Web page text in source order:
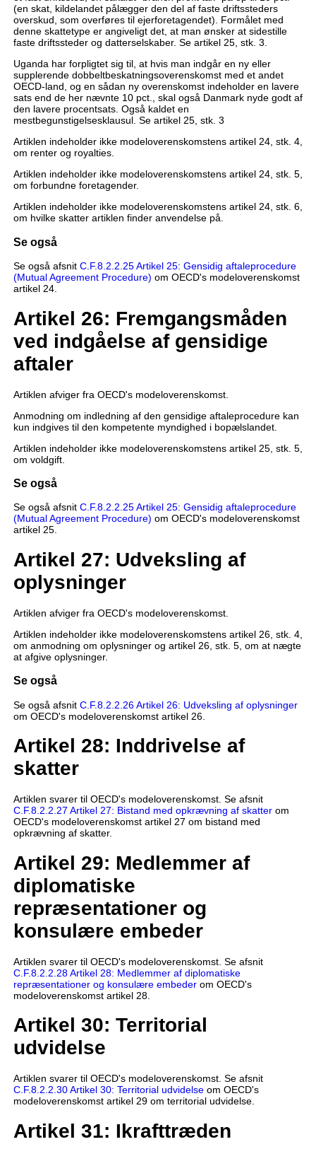
(en skat, kildelandet pålægger den del af faste driftssteders
overskud, som overføres til ejerforetagendet). Formålet med
denne skattetype er angiveligt det, at man ønsker at sidestille
faste driftssteder og datterselskaber. Se artikel 25, stk. 3.
Uganda har forpligtet sig til, at hvis man indgår en ny eller
supplerende dobbeltbeskatningsoverenskomst med et andet
OECD-land, og en sådan ny overenskomst indeholder en lavere
sats end de her nævnte 10 pct., skal også Danmark nyde godt af
den lavere procentsats. Også kaldet en
mestbegunstigelsesklausul. Se artikel 25, stk. 3
Artiklen indeholder ikke modeloverenskomstens artikel 24, stk. 4,
om renter og royalties.
Artiklen indeholder ikke modeloverenskomstens artikel 24, stk. 5,
om forbundne foretagender.
Artiklen indeholder ikke modeloverenskomstens artikel 24, stk. 6,
om hvilke skatter artiklen finder anvendelse på.
Se også
Se også afsnit C.F.8.2.2.25 Artikel 25: Gensidig aftaleprocedure
(Mutual Agreement Procedure) om OECD's modeloverenskomst
artikel 24.
Artikel 26: Fremgangsmåden
ved indgåelse af gensidige
aftaler
Artiklen afviger fra OECD's modeloverenskomst.
Anmodning om indledning af den gensidige aftaleprocedure kan
kun indgives til den kompetente myndighed i bopælslandet.
Artiklen indeholder ikke modeloverenskomstens artikel 25, stk. 5,
om voldgift.
Se også
Se også afsnit C.F.8.2.2.25 Artikel 25: Gensidig aftaleprocedure
(Mutual Agreement Procedure) om OECD's modeloverenskomst
artikel 25.
Artikel 27: Udveksling af
oplysninger
Artiklen afviger fra OECD's modeloverenskomst.
Artiklen indeholder ikke modeloverenskomstens artikel 26, stk. 4,
om anmodning om oplysninger og artikel 26, stk. 5, om at nægte
at afgive oplysninger.
Se også
Se også afsnit C.F.8.2.2.26 Artikel 26: Udveksling af oplysninger
om OECD's modeloverenskomst artikel 26.
Artikel 28: Inddrivelse af
skatter
Artiklen svarer til OECD's modeloverenskomst. Se afsnit
C.F.8.2.2.27 Artikel 27: Bistand med opkrævning af skatterom
OECD's modeloverenskomst artikel 27 om bistand med
opkrævning af skatter.
Artikel 29: Medlemmer af
diplomatiske
repræsentationer og
konsulære embeder
Artiklen svarer til OECD's modeloverenskomst. Se afsnit
C.F.8.2.2.28 Artikel 28: Medlemmer af diplomatiske
repræsentationer og konsulære embederom OECD's
modeloverenskomst artikel 28.
Artikel 30: Territorial
udvidelse
Artiklen svarer til OECD's modeloverenskomst. Se afsnit
C.F.8.2.2.30 Artikel 30: Territorial udvidelseom OECD's
modeloverenskomst artikel 29 om territorial udvidelse.
Artikel 31: Ikrafttræden